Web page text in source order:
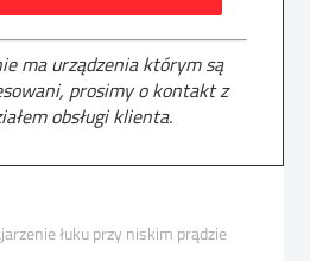
Wysoki współczynnik
połączone z wysoką
kontrolą nad zajarzeniem przy
lepszą jakość spawania TIG
łuku przy niskim prądzie
ma urządzenia którym są
prosimy o kontakt z
obsługi klienta.